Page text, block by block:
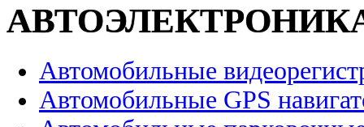
Автомобильные
Автомобильные GPS